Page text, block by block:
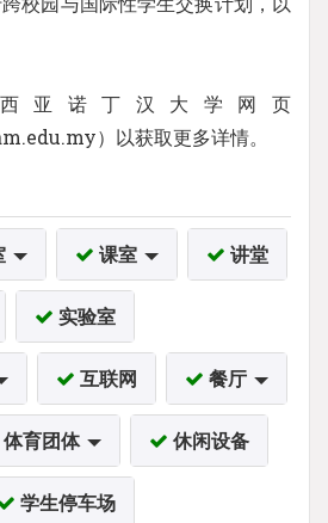
亚诺丁汉大学网页
）以获取更多详情。
课室 讲堂
实验室
互联网 餐厅
体育团体 休闲设备
学生停车场